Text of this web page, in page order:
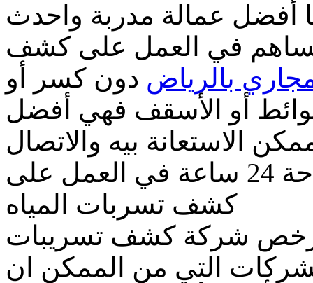
أفضل عمالة مدربة واحدث
تساهم في العمل على كشف
بالرياض دون كسر أو
أو الأسقف فهي أفضل
الاستعانة بيه والاتصال
عليها فهي لديها عمالة مدربة متاحة 24 ساعة في العمل على
كشف تسربات المياه
شركة كشف تسريبات
التي من الممكن ان